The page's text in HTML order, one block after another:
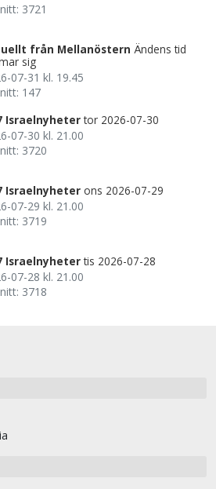
3721
från Mellanöstern Ändens tid
sig
07-31 kl. 19.45
147
Israelnyheter tor 2026-07-30
07-30 kl. 21.00
3720
Israelnyheter ons 2026-07-29
07-29 kl. 21.00
3719
Israelnyheter tis 2026-07-28
07-28 kl. 21.00
3718